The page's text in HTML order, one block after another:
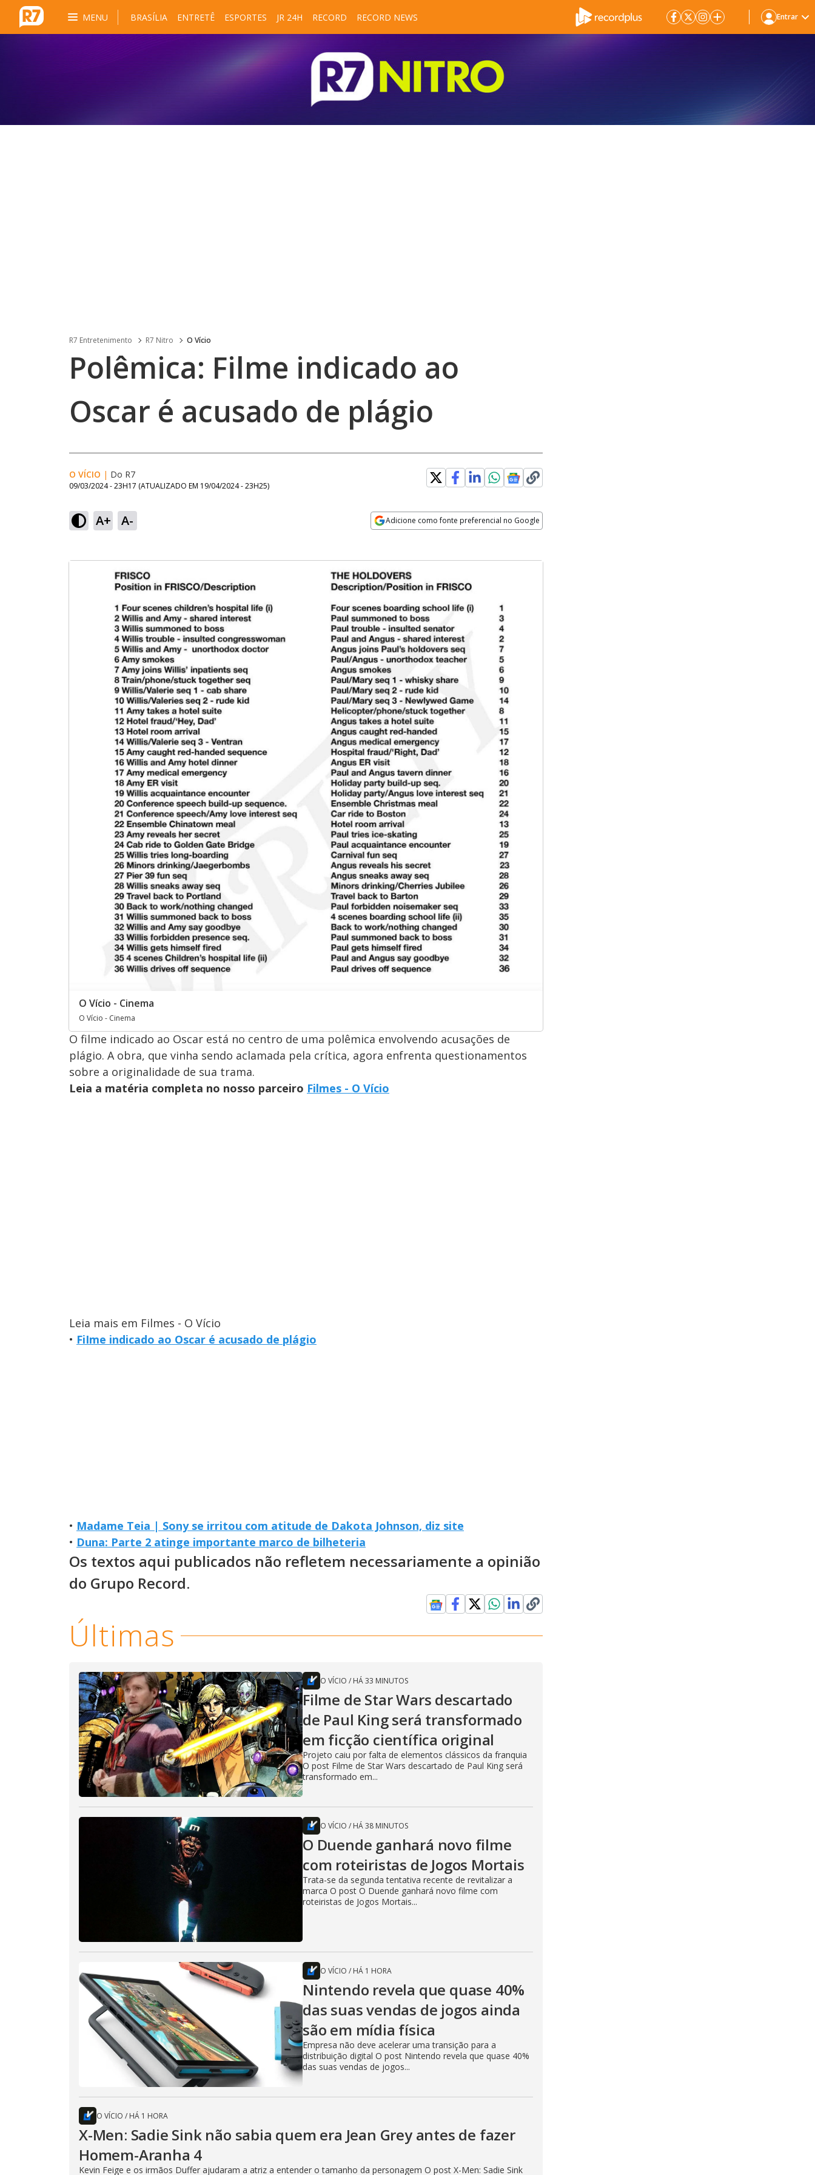
MENU BRASÍLIA ENTRETÊ ESPORTES JR 24H RECORD RECORD NEWS Entrar
R7 Entretenimento R7 Nitro O Vício
Polêmica: Filme indicado ao
Oscar é acusado de plágio
O VÍCIO | Do R7
09/03/2024 - 23H17 (ATUALIZADO EM 19/04/2024 - 23H25)
A+ A- Adicione como fonte preferencial no Google
O Vício - Cinema
O Vício - Cinema
O filme indicado ao Oscar está no centro de uma polêmica envolvendo acusações de
plágio. A obra, que vinha sendo aclamada pela crítica, agora enfrenta questionamentos
sobre a originalidade de sua trama.
Leia a matéria completa no nosso parceiro Filmes - O Vício
Leia mais em Filmes - O Vício
• FiIme indicado ao Oscar é acusado de plágio
• Madame Teia | Sony se irritou com atitude de Dakota Johnson, diz site
• Duna: Parte 2 atinge importante marco de bilheteria
Os textos aqui publicados não refletem necessariamente a opinião
do Grupo Record.
Últimas
O VÍCIO / HÁ 33 MINUTOS
Filme de Star Wars descartado
de Paul King será transformado
em ficção científica original
Projeto caiu por falta de elementos clássicos da franquia
O post Filme de Star Wars descartado de Paul King será
transformado em...
O VÍCIO / HÁ 38 MINUTOS
O Duende ganhará novo filme
com roteiristas de Jogos Mortais
Trata-se da segunda tentativa recente de revitalizar a
marca O post O Duende ganhará novo filme com
roteiristas de Jogos Mortais...
O VÍCIO / HÁ 1 HORA
Nintendo revela que quase 40%
das suas vendas de jogos ainda
são em mídia física
Empresa não deve acelerar uma transição para a
distribuição digital O post Nintendo revela que quase 40%
das suas vendas de jogos...
O VÍCIO / HÁ 1 HORA
X-Men: Sadie Sink não sabia quem era Jean Grey antes de fazer
Homem-Aranha 4
Kevin Feige e os irmãos Duffer ajudaram a atriz a entender o tamanho da personagem O post X-Men: Sadie Sink